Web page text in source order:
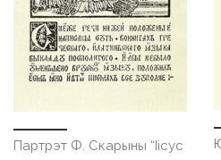
Партрэт Ф. Скарыны “Іісус